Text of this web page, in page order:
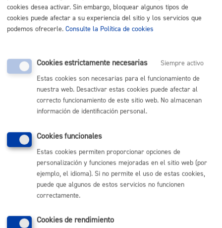
expediente que encontrará en la cabecera de los
documento enviados por el ayuntamiento.
Reclamación ante el Tribunal Económico-
Administrativo
Recursos de reposición en materia tributaria
Multas de tráfico. Alegaciones
Multas de tráfico. Recursos de reposición a la sanción
Aportaciones y alegaciones a la elaboración y
aprobación de planes y normativa municipal
Quién lo puede solicitar
La persona interesada o quien tenga autorización
para representarla.
Puedes autorizar a otra persona para que realice
cookies desea activar. Sin embargo, bloquear algunos tipos de
cookies puede afectar a su experiencia del sitio y los servicios que
podemos ofrecerle. Consulte la Política de cookies
Cookies estrictamente necesarias
Siempre activo
Estas cookies son necesarias para el funcionamiento de
nuestra web. Desactivar estas cookies puede afectar al
correcto funcionamiento de este sitio web. No almacenan
información de identificación personal.
Cookies funcionales
Estas cookies permiten proporcionar opciones de
personalización y funciones mejoradas en el sitio web (por
ejemplo, el idioma). Si no permite el uso de estas cookies,
puede que algunos de estos servicios no funcionen
correctamente.
Cookies de rendimiento